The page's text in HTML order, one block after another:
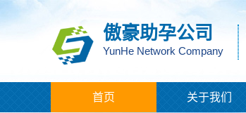
傲豪助孕公司
YunHe Network Company
首页 关于我们